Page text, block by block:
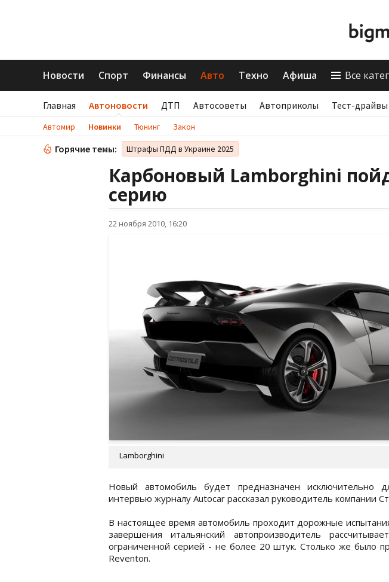
Новости Спорт Финансы Авто Техно Афиша Все
Главная Автоновости ДТП Автосоветы Автоприколы Тест-драйвы
Автомир Новинки Тюнинг Закон
Горячие темы: Штрафы ПДД в Украине 2025
Карбоновый Lamborghini
серию
22 ноября 2010, 16:20
Lamborghini
Новый автомобиль будет предназначен исключительно
интервью журналу Autocar рассказал руководитель компании
В настоящее время автомобиль проходит дорожные
завершения итальянский автопроизводитель
ограниченной серией - не более 20 штук. Столько же было
Reventon.